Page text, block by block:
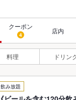
クーポン
4 店内
料理 ドリン
飲み放題